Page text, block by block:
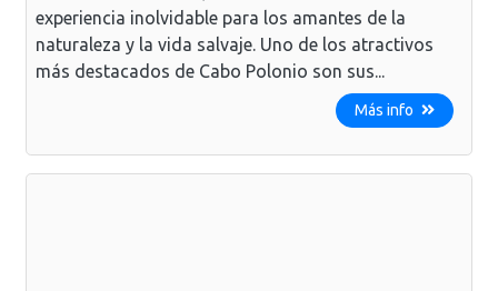
experiencia inolvidable para los amantes de la
naturaleza y la vida salvaje. Uno de los atractivos
más destacados de Cabo Polonio son sus...
Más info